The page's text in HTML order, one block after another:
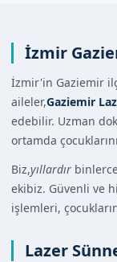
İzmir
İzmir'in Gaziemir
aileler,Gaziemir
edebilir. Uzman
ortamda
Biz,yıllardır
ekibiz. Güvenli ve
işlemleri,
Lazer